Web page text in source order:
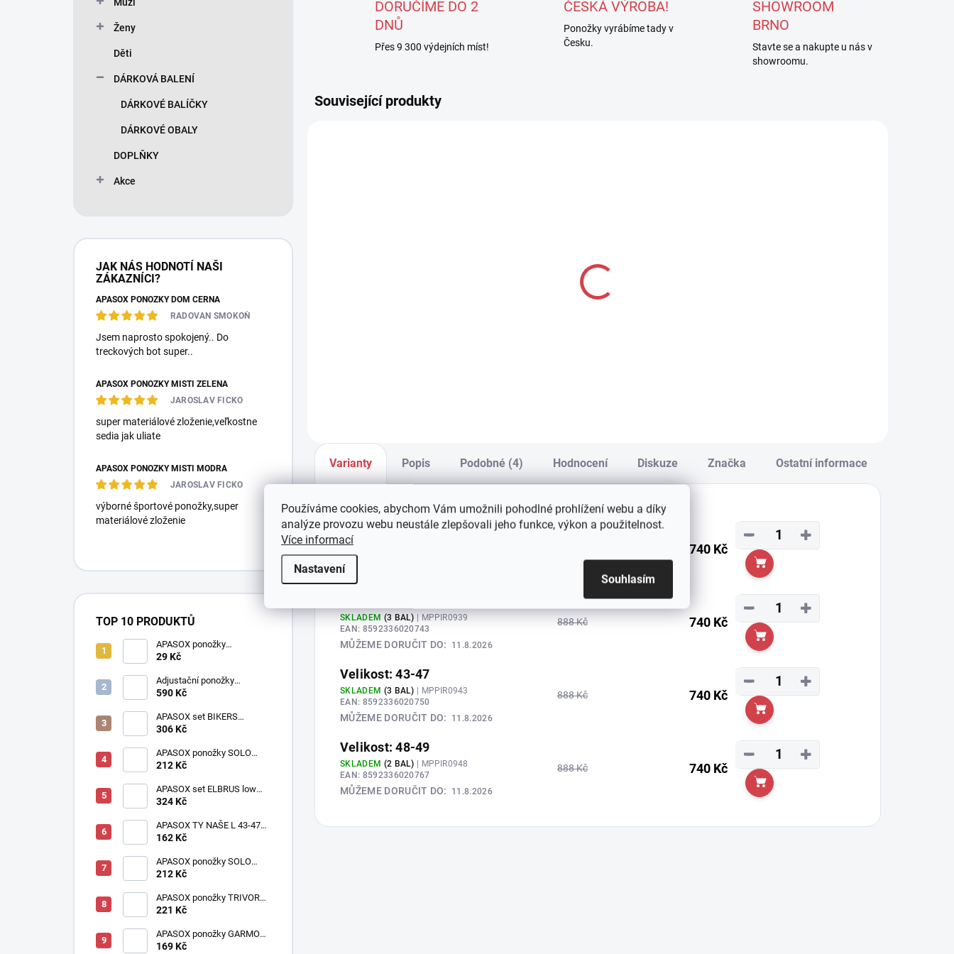
Používáme cookies, abychom Vám umožnili pohodlné prohlížení webu a díky
analýze provozu webu neustále zlepšovali jeho funkce, výkon a použitelnost.
Více informací
Nastavení
Souhlasím
Ženy
Děti
DÁRKOVÁ BALENÍ
DÁRKOVÉ BALÍČKY
DÁRKOVÉ OBALY
DOPLŇKY
Akce
JAK NÁS HODNOTÍ NAŠI
ZÁKAZNÍCI?
APASOX PONOŽKY DOM ČERNÁ
RADOVAN SMOKOŇ
Jsem naprosto spokojený.. Do
treckových bot super..
APASOX PONOŽKY MISTI ZELENÁ
JAROSLAV FICKO
super materiálové zloženie,veľkostne
sedia jak uliate
APASOX PONOŽKY MISTI MODRÁ
JAROSLAV FICKO
výborné športové ponožky,super
materiálové zloženie
TOP 10 PRODUKTŮ
APASOX ponožky
PRACOVNÍ antracit
29 Kč
Adjustační ponožky
multicolor
590 Kč
APASOX set BIKERS
oranžový | Akce 2+1
306 Kč
APASOX ponožky SOLO
černá
212 Kč
APASOX set ELBRUS low
šedý
324 Kč
APASOX TY NAŠE L 43-47
oranžové
162 Kč
APASOX ponožky SOLO
cihlová
212 Kč
APASOX ponožky TRIVOR
antracit - fialová
221 Kč
APASOX ponožky GARMO
petrol
169 Kč
DORUČÍME DO 2
DNŮ
Přes 9 300 výdejních míst!
ČESKÁ VÝROBA!
Ponožky vyrábíme tady v
Česku.
SHOWROOM
BRNO
Stavte se a nakupte u nás v
showroomu.
Související produkty
Varianty Popis Podobné (4) Hodnocení Diskuze Značka Ostatní informace
Velikost: 35-38
SKLADEM
EAN:
MŮŽEME DORUČIT DO:
740 Kč
+
−
Do košíku
SKLADEM (3 BAL) | MPPIR0939
EAN: 8592336020743
MŮŽEME DORUČIT DO: 11.8.2026
888 Kč 740 Kč
+
−
Do košíku
Velikost: 43-47
SKLADEM (3 BAL) | MPPIR0943
EAN: 8592336020750
MŮŽEME DORUČIT DO: 11.8.2026
888 Kč 740 Kč
+
−
Do košíku
Velikost: 48-49
SKLADEM (2 BAL) | MPPIR0948
EAN: 8592336020767
MŮŽEME DORUČIT DO: 11.8.2026
888 Kč 740 Kč
+
−
Do košíku